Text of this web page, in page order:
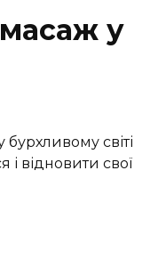
у
світі
відновити свої